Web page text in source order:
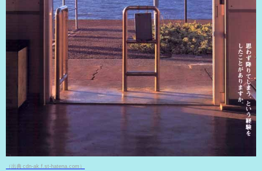
（出典 cdn-ak.f.st-hatena.com）